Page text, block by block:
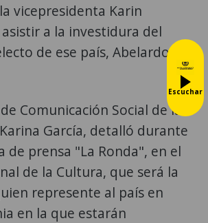
vicepresidenta Karin
a la investidura del
de ese país, Abelardo de
Comunicación Social de la
García, detalló durante
de prensa "La Ronda", en el
de la Cultura, que será la
represente al país en
en la que estarán
Escuchar